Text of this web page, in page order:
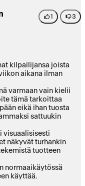
1 3
kilpailijansa joista
aikana ilman
varmaan vain kielii
tämä tarkoittaa
eikä ihan tuosta
sattuukin
visuaalisisesti
näkyvät turhankin
tuotteen
normaaikäytössä
käyttää.